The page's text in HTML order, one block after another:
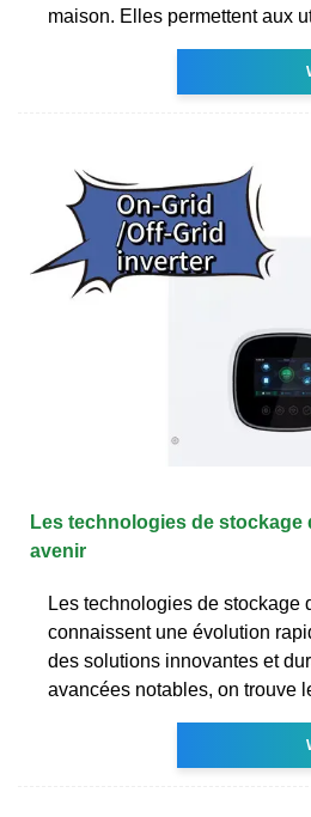
maison. Elles permettent aux
Les technologies de stockage
avenir
Les technologies de stockage
connaissent une évolution
des solutions innovantes et
avancées notables, on trouve